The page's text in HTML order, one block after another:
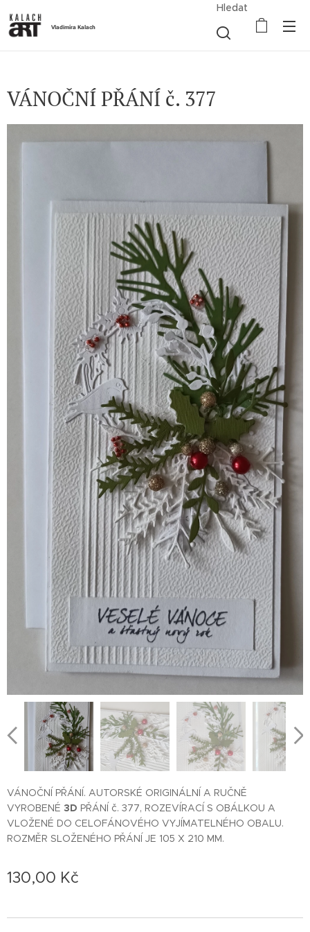
Vladimíra Kalach
Hledat
VÁNOČNÍ PŘÁNÍ č. 377
VÁNOČNÍ PŘÁNÍ. AUTORSKÉ ORIGINÁLNÍ A RUČNĚ
VYROBENÉ 3D PŘÁNÍ č. 377, ROZEVÍRACÍ S OBÁLKOU A
VLOŽENÉ DO CELOFÁNOVÉHO VYJÍMATELNÉHO OBALU.
ROZMĚR SLOŽENÉHO PŘÁNÍ JE 105 X 210 MM.
130,00 Kč